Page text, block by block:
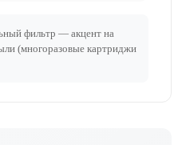
фильтр — акцент на
(многоразовые картриджи